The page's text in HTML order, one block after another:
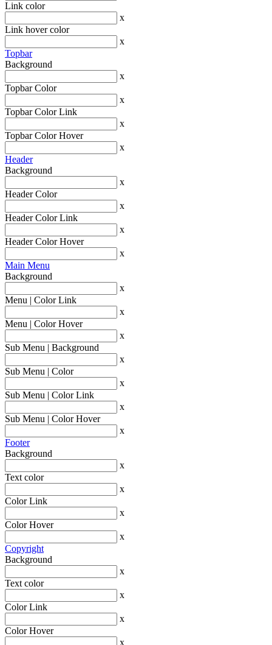
Link color
x
Link hover color
x
Topbar
Background
x
Topbar Color
x
Topbar Color Link
x
Topbar Color Hover
x
Header
Background
x
Header Color
x
Header Color Link
x
Header Color Hover
x
Main Menu
Background
x
Menu | Color Link
x
Menu | Color Hover
x
Sub Menu | Background
x
Sub Menu | Color
x
Sub Menu | Color Link
x
Sub Menu | Color Hover
x
Footer
Background
x
Text color
x
Color Link
x
Color Hover
x
Copyright
Background
x
Text color
x
Color Link
x
Color Hover
x